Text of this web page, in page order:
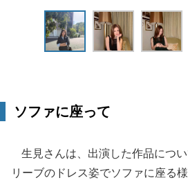
ソファに座って
生見さんは、出演した作品につ
リーブのドレス姿でソファに座る様